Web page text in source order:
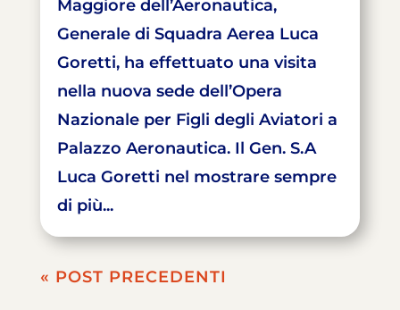
Maggiore dell’Aeronautica,
Generale di Squadra Aerea Luca
Goretti, ha effettuato una visita
nella nuova sede dell’Opera
Nazionale per Figli degli Aviatori a
Palazzo Aeronautica. Il Gen. S.A
Luca Goretti nel mostrare sempre
di più...
« POST PRECEDENTI